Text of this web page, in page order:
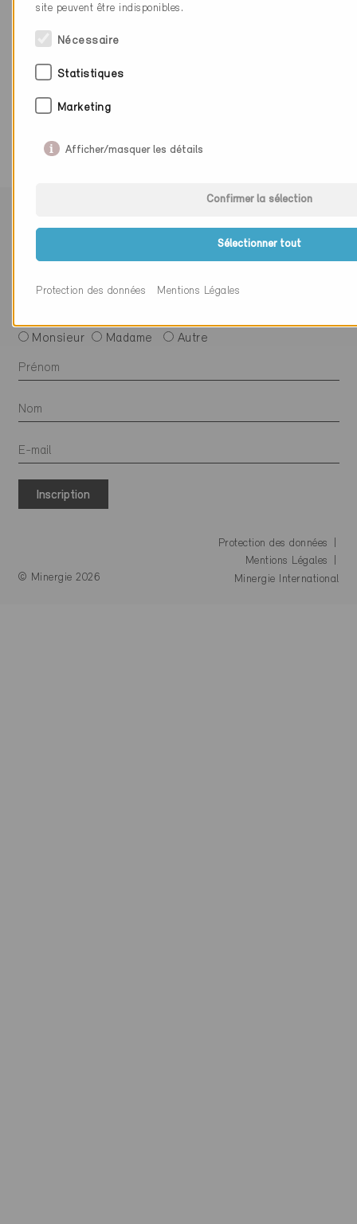
1762 Givisez
Partenaires spécialistes Minergie
Atelier d'architecture Lutz Associés Sàrl
Rue Jean Prouvé 14
1762 Givisiez
Monsieur
Madame Autre
Inscription
© Minergie 2026
Protection des données
Mentions Légales
Minergie International
site peuvent être indisponibles.
Nécessaire
Statistiques
Marketing
Afficher/masquer les détails
Confirmer la sélection
Sélectionner tout
Protection des données Mentions Légales